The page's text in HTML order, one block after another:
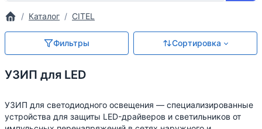
Каталог CITEL
Фильтры Сортировка
УЗИП для LED
УЗИП для светодиодного освещения — специализированные
устройства для защиты LED-драйверов и светильников от